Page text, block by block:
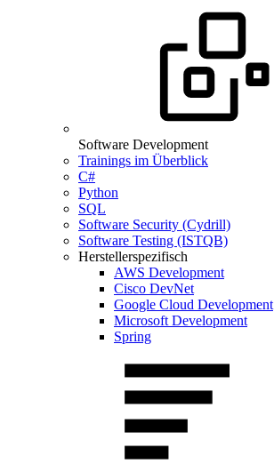
Software Development
Trainings im Überblick
C#
Python
SQL
Software Security (Cydrill)
Software Testing (ISTQB)
Herstellerspezifisch
AWS Development
Cisco DevNet
Google Cloud Development
Microsoft Development
Spring